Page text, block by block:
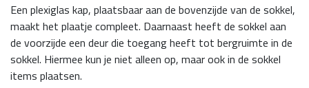
Een plexiglas kap, plaatsbaaraan de bovenzijde van de sokkel,
maakt het plaatje compleet. Daarnaast heeft de sokkel aan
de voorzijde een deur die toegang heeft tot bergruimte in de
sokkel. Hiermee kun je niet alleen op, maar ook in de sokkel
items plaatsen.